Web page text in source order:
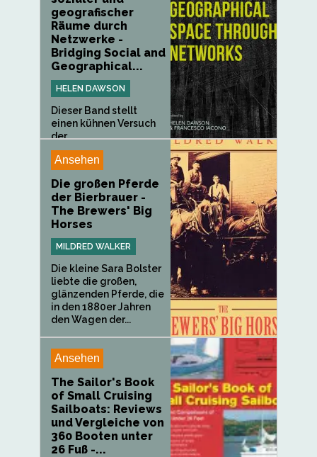
geografischer
Räume durch
Netzwerke -
Bridging Social and
Geographical...
HELEN DAWSON
Dieser Band stellt
einen kühnen Versuch
der...
Ansehen
Die großen Pferde
der Bierbrauer -
The Brewers' Big
Horses
MILDRED WALKER
Die kleine Sara Bolster
liebte die großen,
glänzenden Pferde, die
in den 1880er Jahren
den Wagen der...
Ansehen
The Sailor's Book
of Small Cruising
Sailboats: Reviews
und Vergleiche von
360 Booten unter
26 Fuß -...